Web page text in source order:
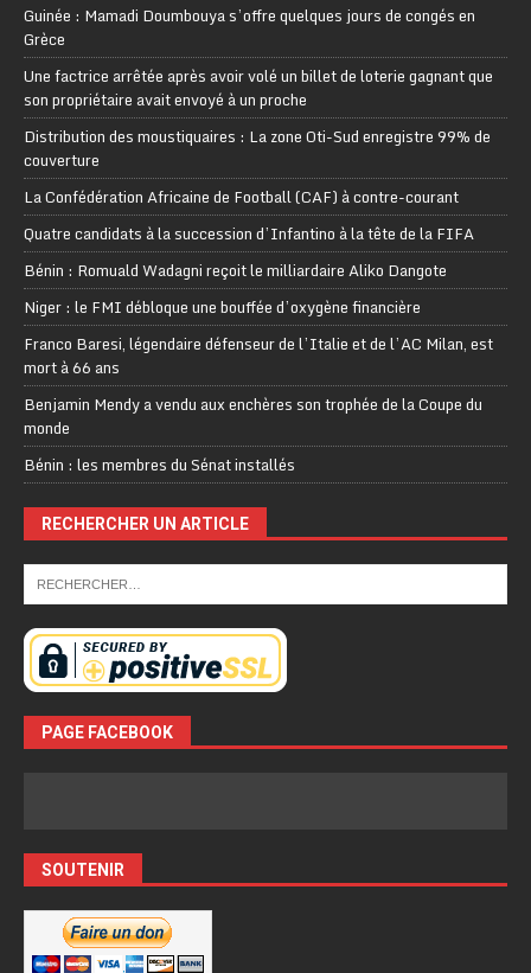
Guinée : Mamadi Doumbouya s’offre quelques jours de congés en
Grèce
Une factrice arrêtée après avoir volé un billet de loterie gagnant que
son propriétaire avait envoyé à un proche
Distribution des moustiquaires : La zone Oti-Sud enregistre 99% de
couverture
La Confédération Africaine de Football (CAF) à contre-courant
Quatre candidats à la succession d’Infantino à la tête de la FIFA
Bénin : Romuald Wadagni reçoit le milliardaire Aliko Dangote
Niger : le FMI débloque une bouffée d’oxygène financière
Franco Baresi, légendaire défenseur de l’Italie et de l’AC Milan, est
mort à 66 ans
Benjamin Mendy a vendu aux enchères son trophée de la Coupe du
monde
Bénin : les membres du Sénat installés
RECHERCHER UN ARTICLE
PAGE FACEBOOK
SOUTENIR